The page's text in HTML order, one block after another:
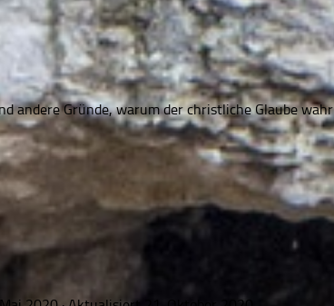
andere Gründe, warum der christliche Glaube